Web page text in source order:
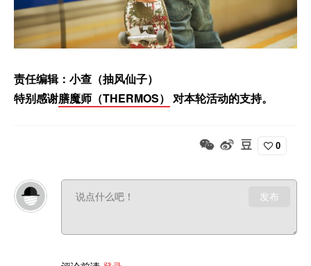
责任编辑：小查（抽风仙子）
特别感谢膳魔师（THERMOS） 对本轮活动的支持。
0
发布